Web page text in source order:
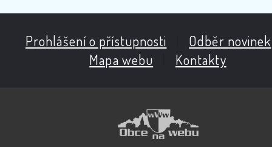
Prohlášení o přístupnosti Odběr novinek
Mapa webu
Kontakty